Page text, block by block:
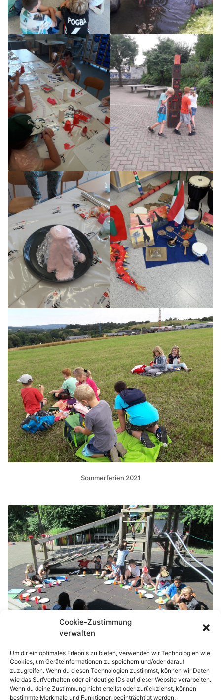
Cookie-Zustimmung
verwalten
Um dir ein optimales Erlebnis zu bieten, verwenden wir Technologien wie
Cookies, um Geräteinformationen zu speichern und/oder darauf
zuzugreifen. Wenn du diesen Technologien zustimmst, können wir Daten
wie das Surfverhalten oder eindeutige IDs auf dieser Website verarbeiten.
Wenn du deine Zustimmung nicht erteilst oder zurückziehst, können
bestimmte Merkmale und Funktionen beeinträchtigt werden.
Sommerferien 2021
So sah es in der Ferienbetreuung im
Sommer 2019 aus.